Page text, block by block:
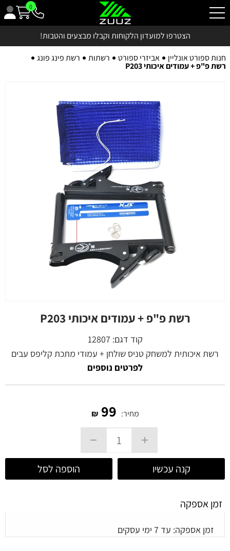
0
הצטרפו למועדון הלקוחות וקבלו מבצעים והטבות!
חנות ספורט אונליין אביזרי ספורט רשתות רשת פינג פונג
רשת פ"פ + עמודים איכותי P203
רשת פ"פ + עמודים איכותי P203
קוד דגם: 12807
רשת איכותית למשחק טניס שולחן + עמודי מתכת קליפס עבים
לפרטים נוספים
מחיר: 99
₪
קנה עכשיו הוספה לסל
זמן אספקה
זמן אספקה: עד 7 ימי עסקים